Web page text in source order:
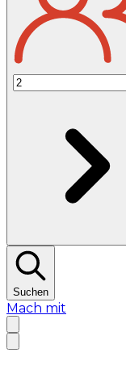
Suchen
Mach mit